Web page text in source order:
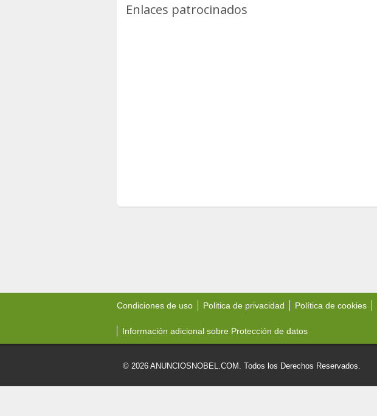
Enlaces patrocinados
Condiciones de uso Politica de privacidad Política de cookies
Información adicional sobre Protección de datos
© 2026 ANUNCIOSNOBEL.COM. Todos los Derechos Reservados.